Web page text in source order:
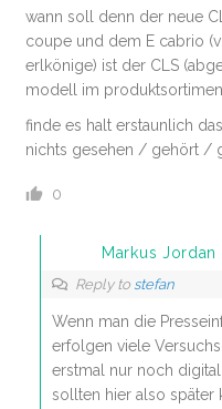
wann soll denn der neue
coupe und dem E cabrio
erlkönige) ist der CLS
modell im
finde es halt erstaunlich
nichts gesehen / gehört /
0
Markus Jordan
Reply to stefan
Wenn man die
erfolgen viele
erstmal nur noch
sollten hier also später